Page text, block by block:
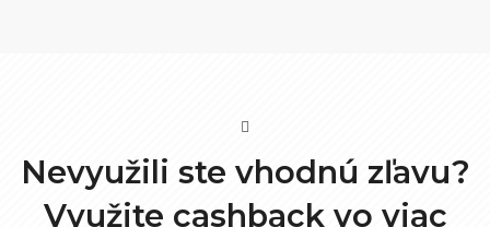
Nevyužili ste vhodnú zľavu?
Využite cashback vo viac